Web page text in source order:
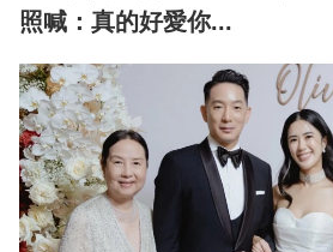
照喊：真的好愛你...